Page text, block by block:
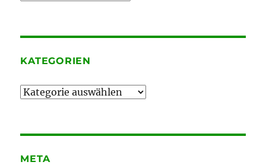
KATEGORIEN
Kategorien
META